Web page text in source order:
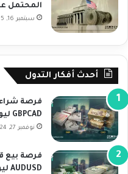
المحتمل
سبتمبر 16, 2025
أحدث أفكار التدول
فرصة
GBPCAD ليوم 27-11-2024
نوفمبر 27, 2024
فرصة بيع
AUDUSD ليوم 26-11-2024